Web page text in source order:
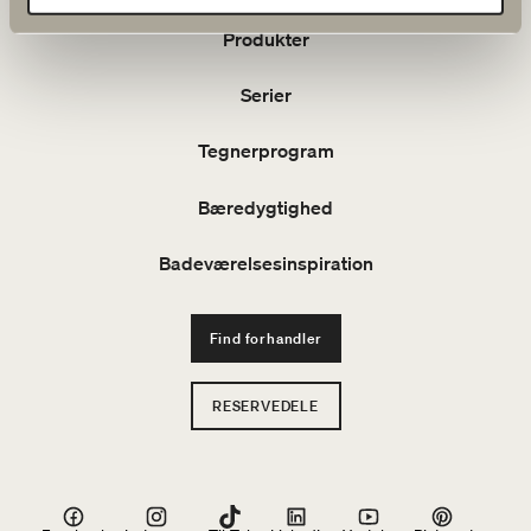
Produkter
Serier
Tegnerprogram
Bæredygtighed
Badeværelsesinspiration
Find forhandler
RESERVEDELE